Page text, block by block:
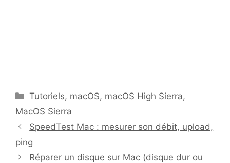
Catégories
Tutoriels, macOS, macOS High Sierra,
MacOS Sierra
SpeedTest Mac : mesurer son débit, upload,
ping
Réparer un disque sur Mac (disque dur ou